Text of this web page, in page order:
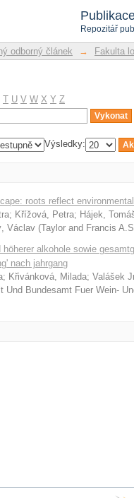
Repozitář
odborný článek → Fakulta
T U V W X Y Z
Výsledky:
roots reflect
; Křížová, Petra; Hájek,
Václav (Taylor and Francis
alkohole sowie
nach jahrgang
; Křivánková, Milada; Valášek
Und Bundesamt Fuer Wein-